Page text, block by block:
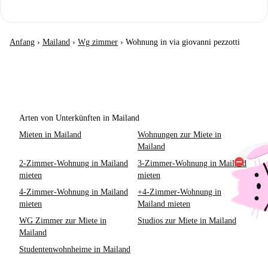
Anfang › Mailand › Wg zimmer › Wohnung in via giovanni pezzotti
Arten von Unterkünften in Mailand
Mieten in Mailand
Wohnungen zur Miete in
Mailand
2-Zimmer-Wohnung in Mailand
mieten
3-Zimmer-Wohnung in Mailand
mieten
4-Zimmer-Wohnung in Mailand
mieten
+4-Zimmer-Wohnung in
Mailand mieten
WG Zimmer zur Miete in
Mailand
Studios zur Miete in Mailand
Studentenwohnheime in Mailand